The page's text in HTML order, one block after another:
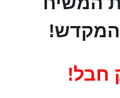
המקדש!
חבל!